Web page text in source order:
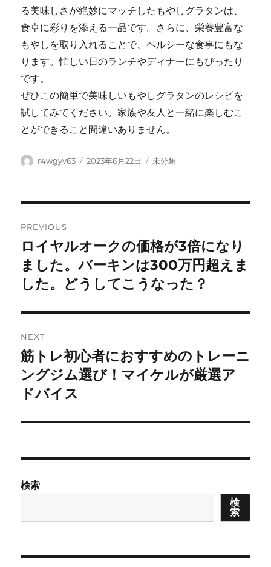
る美味しさが絶妙にマッチしたもやしグラタンは、
食卓に彩りを添える一品です。さらに、栄養豊富な
もやしを取り入れることで、ヘルシーな食事にもな
ります。忙しい日のランチやディナーにもぴったり
です。
ぜひこの簡単で美味しいもやしグラタンのレシピを
試してみてください。家族や友人と一緒に楽しむこ
とができること間違いありません。
Author
r4wgyv63
Posted
2023年6月22日 Categories
未分類
navigation
PREVIOUS
Previous
post:
ロイヤルオークの価格が3倍になり
ました。バーキンは300万円超えま
した。どうしてこうなった？
NEXT
Next
post:
筋トレ初心者におすすめのトレーニ
ングジム選び！マイケルが厳選ア
ドバイス
検索
検
索